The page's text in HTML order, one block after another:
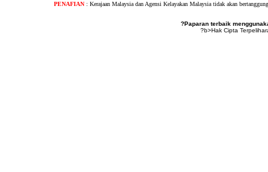
PENAFIAN : Kerajaan Malaysia dan Agensi Kelayakan Malaysia tidak akan
?Paparan terbaik
?b>Hak Cipta